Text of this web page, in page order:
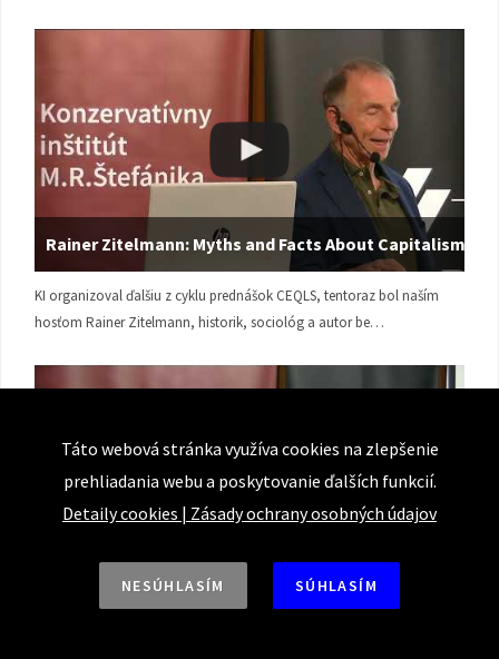
Rainer Zitelmann: Myths and Facts About Capitalism
KI organizoval ďalšiu z cyklu prednášok CEQLS, tentoraz bol naším
hosťom Rainer Zitelmann, historik, sociológ a autor be…
Zitelmanna
Táto webová stránka využíva cookies na zlepšenie
prehliadania webu a poskytovanie ďalších funkcií.
Detaily cookies | Zásady ochrany osobných údajov
NESÚHLASÍM SÚHLASÍM